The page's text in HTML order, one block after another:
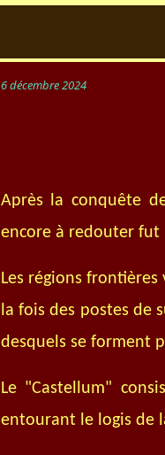
6 décembre 2024
Après la conquête
encore à redouter fut
Les régions
la fois des postes de
desquels se forment
Le "Castellum"
entourant le logis de